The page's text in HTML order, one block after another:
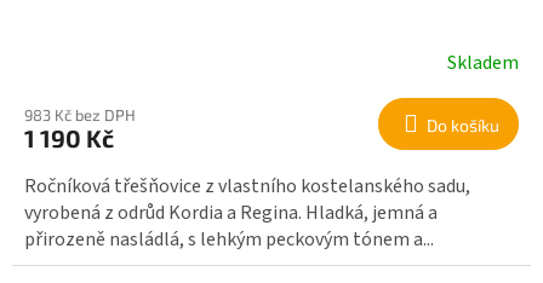
Skladem
983 Kč bez DPH
1 190 Kč Do košíku
Ročníková třešňovice z vlastního kostelanského sadu,
vyrobená z odrůd Kordia a Regina. Hladká, jemná a
přirozeně nasládlá, s lehkým peckovým tónem a...